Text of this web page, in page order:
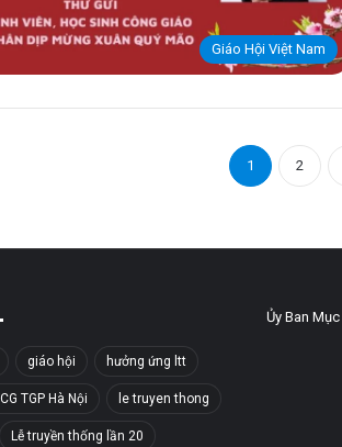
Giáo Hội Việt Nam
1 2
giáo hội hưởng ứng ltt
TGP Hà Nội le truyen thong
Lễ truyền thống lần 20
Ủy Ban